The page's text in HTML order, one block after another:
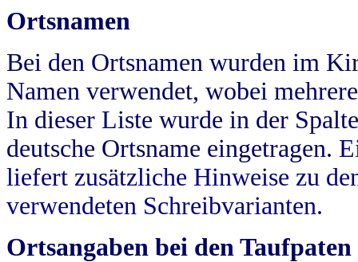
Ortsnamen
Bei den Ortsnamen wurden im
Namen verwendet, wobei
In dieser Liste wurde in der
deutsche Ortsname eingetragen.
liefert zusätzliche Hinweise zu
verwendeten Schreibvarianten.
Ortsangaben bei den Taufpaten